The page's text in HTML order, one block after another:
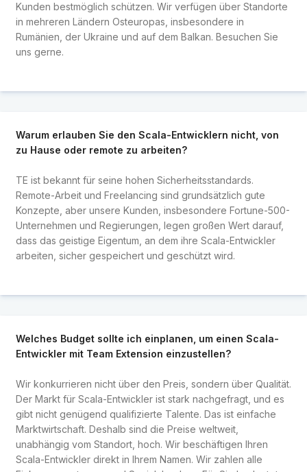
Kunden bestmöglich schützen. Wir verfügen über Standorte
in mehreren Ländern Osteuropas, insbesondere in
Rumänien, der Ukraine und auf dem Balkan. Besuchen Sie
uns gerne.
Warum erlauben Sie den Scala-Entwicklern nicht, von
zu Hause oder remote zu arbeiten?
TE ist bekannt für seine hohen Sicherheitsstandards.
Remote-Arbeit und Freelancing sind grundsätzlich gute
Konzepte, aber unsere Kunden, insbesondere Fortune-500-
Unternehmen und Regierungen, legen großen Wert darauf,
dass das geistige Eigentum, an dem ihre Scala-Entwickler
arbeiten, sicher gespeichert und geschützt wird.
Welches Budget sollte ich einplanen, um einen Scala-
Entwickler mit Team Extension einzustellen?
Wir konkurrieren nicht über den Preis, sondern über Qualität.
Der Markt für Scala-Entwickler ist stark nachgefragt, und es
gibt nicht genügend qualifizierte Talente. Das ist einfache
Marktwirtschaft. Deshalb sind die Preise weltweit,
unabhängig vom Standort, hoch. Wir beschäftigen Ihren
Scala-Entwickler direkt in Ihrem Namen. Wir zahlen alle